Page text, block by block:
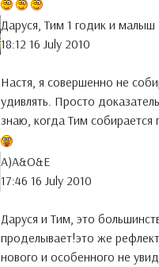
Даруся, Тим 1 годик и малыш
18:12 16 July 2010
Настя, я совершенно не
удивлять. Просто
знаю, когда Тим собирается
A)A&O&E
17:46 16 July 2010
Даруся и Тим, это
проделывает!это же
нового и особенного не